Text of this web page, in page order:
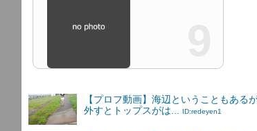
【プロフ動画】海辺ということもある
外すとトップスがは...
ID:redeyen1